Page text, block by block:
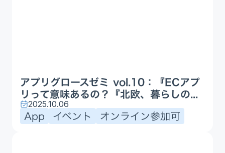
アプリグロースゼミ vol.10：『ECアプ
リって意味あるの？『北欧、暮らしの...
2025.10.06
App イベント オンライン参加可